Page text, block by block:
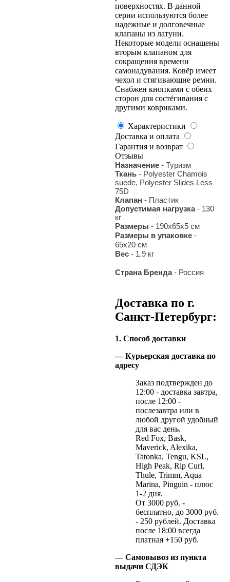
поверхностях. В данной
серии используются более
надежные и долговечные
клапаны из латуни.
Некоторые модели оснащены
вторым клапаном для
сокращения времени
самонадувания. Ковёр имеет
чехол и стягивающие ремни.
Снабжен кнопками с обеих
сторон для состёгивания с
другими ковриками.
Характеристики
Доставка и оплата
Гарантия и возврат
Отзывы
Назначение - Туризм
Ткань - Polyester Chamois
suede, Polyester Slides Less
75D
Клапан - Пластик
Допустимая нагрузка- 130
кг
Размеры - 190х65х5 см
Размеры в упаковке -
65х20 см
Вес - 1.9 кг
Страна Бренда- Россия
Доставка по г.
Санкт-Петербург:
1. Способ доставки
— Курьерская доставка по
адресу
Заказ подтвержден до
12:00 - доставка завтра,
после 12:00 -
послезавтра или в
любой другой удобный
для вас день.
Red Fox, Bask,
Maverick, Alexika,
Tatonka, Tengu, KSL,
High Peak, Rip Curl,
Thule, Trimm, Aqua
Marina, Pinguin - плюс
1-2 дня.
От 3000 руб. -
бесплатно, до 3000 руб.
- 250 рублей. Доставка
после 18:00 всегда
платная +150 руб.
— Самовывоз из пункта
выдачи СДЭК